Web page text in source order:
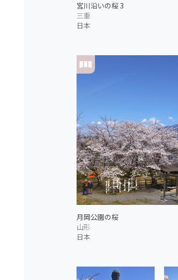
宮川沿いの桜 3
三重
日本
月岡公園の桜
山形
日本